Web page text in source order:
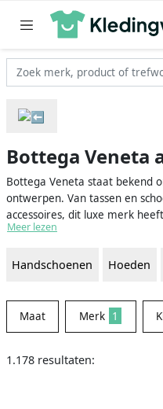
Bottega Veneta
Bottega Veneta staat bekend
ontwerpen. Van tassen en
accessoires, dit luxe merk
outfit compleet te maken. Heb
Hieronder vind je alles wat je
Meer lezen
Handschoenen Hoeden
Maat Merk 1
1.178 resultaten: